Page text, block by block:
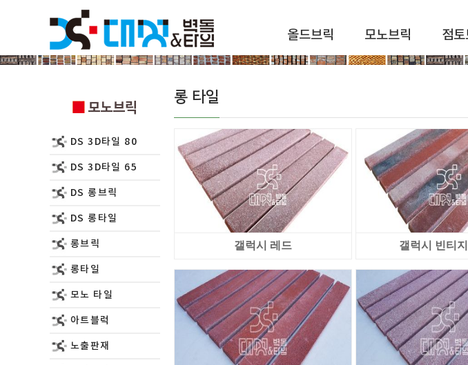
올드브릭 모노브릭 점토
모노브릭
DS 3D타일 80
DS 3D타일 65
DS 롱브릭
DS 롱타일
롱브릭
롱타일
모노 타일
아트블럭
노출판재
롱 타일
갤럭시 레드 갤럭시 빈티